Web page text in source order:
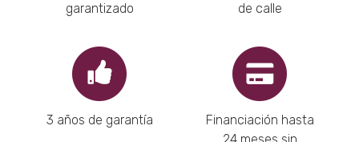
garantizado
de calle
3 años de garantía
Financiación hasta